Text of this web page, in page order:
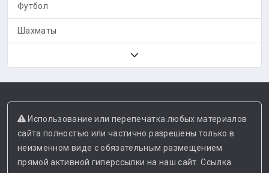
Футбол
Шахматы
Использование или перепечатка любых материалов
сайта полностью или частично разрешены только в
неизменном виде с обязательным размещением
прямой активной гиперссылки на наш сайт. Ссылка